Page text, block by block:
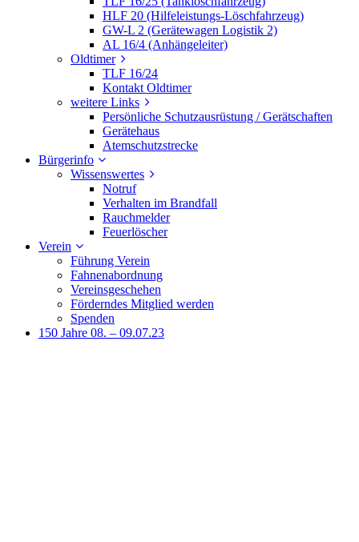
HLF 20 (Hilfeleistungs-Löschfahrzeug)
GW-L 2 (Gerätewagen Logistik 2)
AL 16/4 (Anhängeleiter)
Oldtimer
TLF 16/24
Kontakt Oldtimer
weitere Links
Persönliche Schutzausrüstung / Gerätschaften
Gerätehaus
Atemschutzstrecke
Bürgerinfo
Wissenswertes
Notruf
Verhalten im Brandfall
Rauchmelder
Feuerlöscher
Verein
Führung Verein
Fahnenabordnung
Vereinsgeschehen
Förderndes Mitglied werden
Spenden
150 Jahre 08. – 09.07.23